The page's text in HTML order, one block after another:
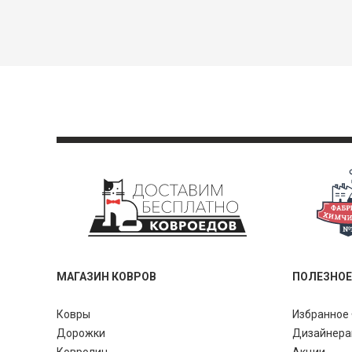
МАГАЗИН КОВРОВ
Ковры
Дорожки
ПОЛЕЗНОЕ